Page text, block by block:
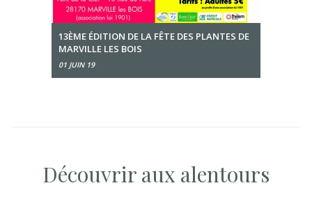
13ÈME ÉDITION DE LA FÊTE DES PLANTES DE
MARVILLE LES BOIS
01 JUIN 19
Découvrir aux alentours